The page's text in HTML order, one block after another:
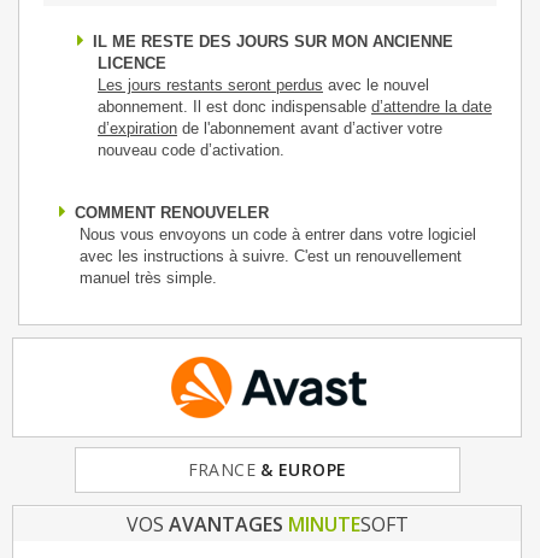
IL ME RESTE DES JOURS SUR MON ANCIENNE
LICENCE
Les jours restants seront perdus avec le nouvel
abonnement. Il est donc indispensable d’attendre la date
d’expiration de l'abonnement avant d’activer votre
nouveau code d’activation.
COMMENT RENOUVELER
Nous vous envoyons un code à entrer dans votre logiciel
avec les instructions à suivre. C'est un renouvellement
manuel très simple.
LOGICIEL OFFICIEL
FRANCE & EUROPE
VOS AVANTAGES MINUTESOFT